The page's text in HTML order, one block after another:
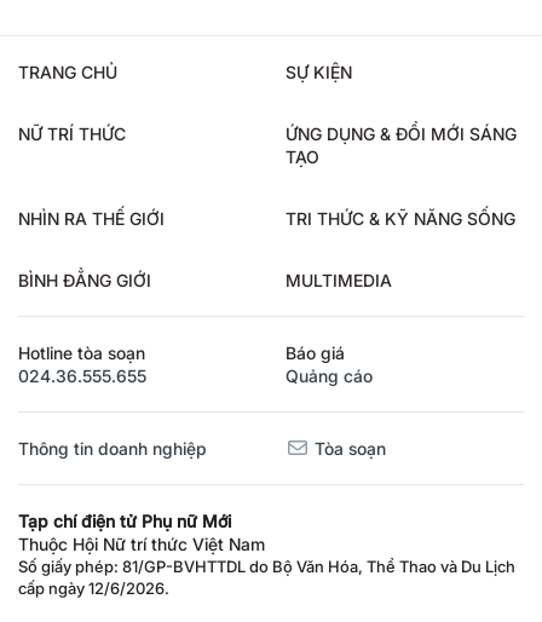
TRANG CHỦ SỰ KIỆN
NỮ TRÍ THỨC
ỨNG DỤNG & ĐỔI MỚI SÁNG
TẠO
NHÌN RA THẾ GIỚI TRI THỨC & KỸ NĂNG SỐNG
BÌNH ĐẲNG GIỚI MULTIMEDIA
Hotline tòa soạn
024.36.555.655
Báo giá
Quảng cáo
Thông tin doanh nghiệp Tòa soạn
Tạp chí điện tử Phụ nữ Mới
Thuộc Hội Nữ trí thức Việt Nam
Số giấy phép: 81/GP-BVHTTDL do Bộ Văn Hóa, Thể Thao và Du Lịch
cấp ngày 12/6/2026.